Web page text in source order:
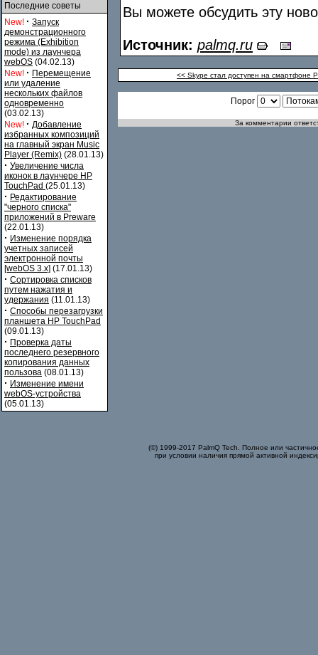
Последние советы
New! · Запуск
демонстрационного
режима (Exhibition
mode) из лаунчера
webOS (04.02.13)
New! · Перемещение
или удаление
нескольких файлов
одновременно
(03.02.13)
New! · Добавление
избранных композиций
на главный экран Music
Player (Remix) (28.01.13)
· Увеличение числа
иконок в лаунчере HP
TouchPad (25.01.13)
· Редактирование
"черного списка"
приложений в Preware
(22.01.13)
· Изменение порядка
учетных записей
электронной почты
[webOS 3.x] (17.01.13)
· Сортировка списков
путем нажатия и
удержания (11.01.13)
· Способы перезагрузки
планшета HP TouchPad
(09.01.13)
· Проверка даты
последнего резервного
копирования данных
пользова (08.01.13)
· Изменение имени
webOS-устройства
(05.01.13)
Вы можете обсудить эту
Источник: palmq.ru
<< Skype стал доступен на смартфоне
Порог
За комментарии
(©) 1999-2017 PalmQ Tech. Полное или
при условии наличия прямой активной